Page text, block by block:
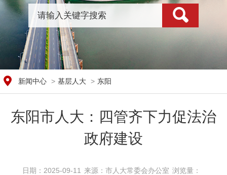
新闻中心 > 基层人大 > 东阳
东阳市人大：四管齐下力促法治
政府建设
日期：2025-09-11 来源：​市人大常委会办公室 浏览量：​